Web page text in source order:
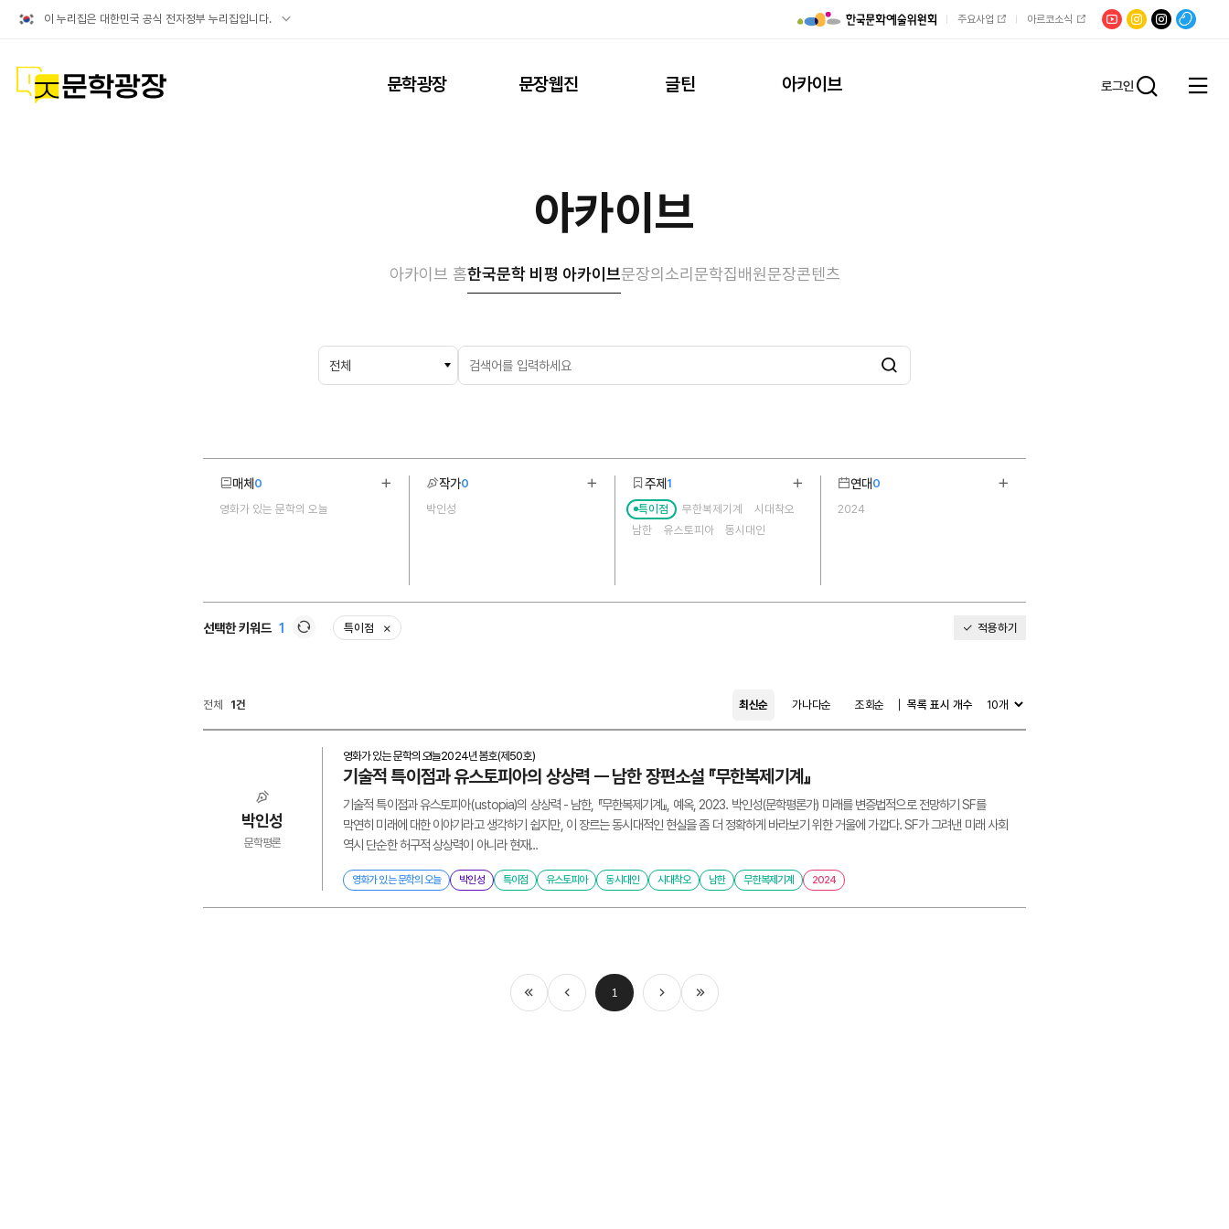
이 누리집은 대한민국 공식 전자정부 누리집입니다.
공식
주요사업 아르코소식 유튜브문학광장채널문장
팟빵
문학광장 문학광장 문장웹진 글틴 아카이브 로그인
전체
아카이브
아카이브 홈한국문학 비평 아카이브문장의소리 문학집배원문장콘텐츠
매체0
영화가 있는 문학의 오늘
작가0
박인성
주제1
특이점
무한복제기계
시대착오
남한
유스토피아 동시대인
6
연대0
2024
선택한 키워드 1
특이점
삭제
적용하기
전체 1건 최신순 가나다순 조회순 목록 표시 개수
박인성
문학평론
영화가 있는 문학의 오늘2024년 봄호(제50호)
기술적 특이점과 유스토피아의 상상력 ㅡ 남한 장편소설 『무한복제기계』
기술적 특이점과 유스토피아(ustopia)의 상상력 - 남한, 『무한복제기계』, 예옥, 2023. 박인성(문학평론가) 미래를 변증법적으로 전망하기 SF를
막연히 미래에 대한 이야기라고 생각하기 쉽지만, 이 장르는 동시대적인 현실을 좀 더 정확하게 바라보기 위한 거울에 가깝다. SF가 그려낸 미래 사회
역시 단순한 허구적 상상력이 아니라 현재...
영화가 있는 문학의 오늘 박인성 특이점 유스토피아 동시대인 시대착오 남한 무한복제기계 2024
처음 이전 1 다음 마지막